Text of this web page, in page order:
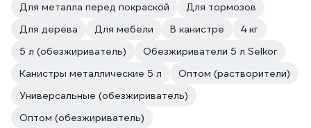
Для металла перед покраской
Для тормозов
Для дерева
Для мебели В канистре
4 кг
5 л (обезжириватель)
Обезжириватели 5 л Selkor
Канистры металлические 5 л
Оптом (растворители)
Универсальные (обезжириватель)
Оптом (обезжириватель)